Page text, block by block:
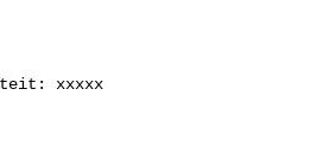
xxxxx